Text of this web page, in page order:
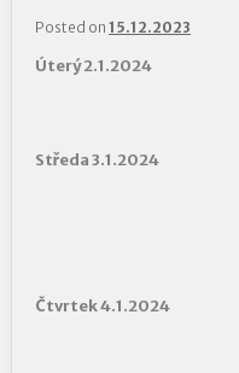
Posted on 15.12.2023
Úterý 2.1.2024
Středa 3.1.2024
Čtvrtek 4.1.2024